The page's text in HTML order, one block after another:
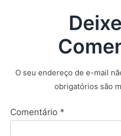
O seu endereço de e-mail
obrigatórios são
Comentário *